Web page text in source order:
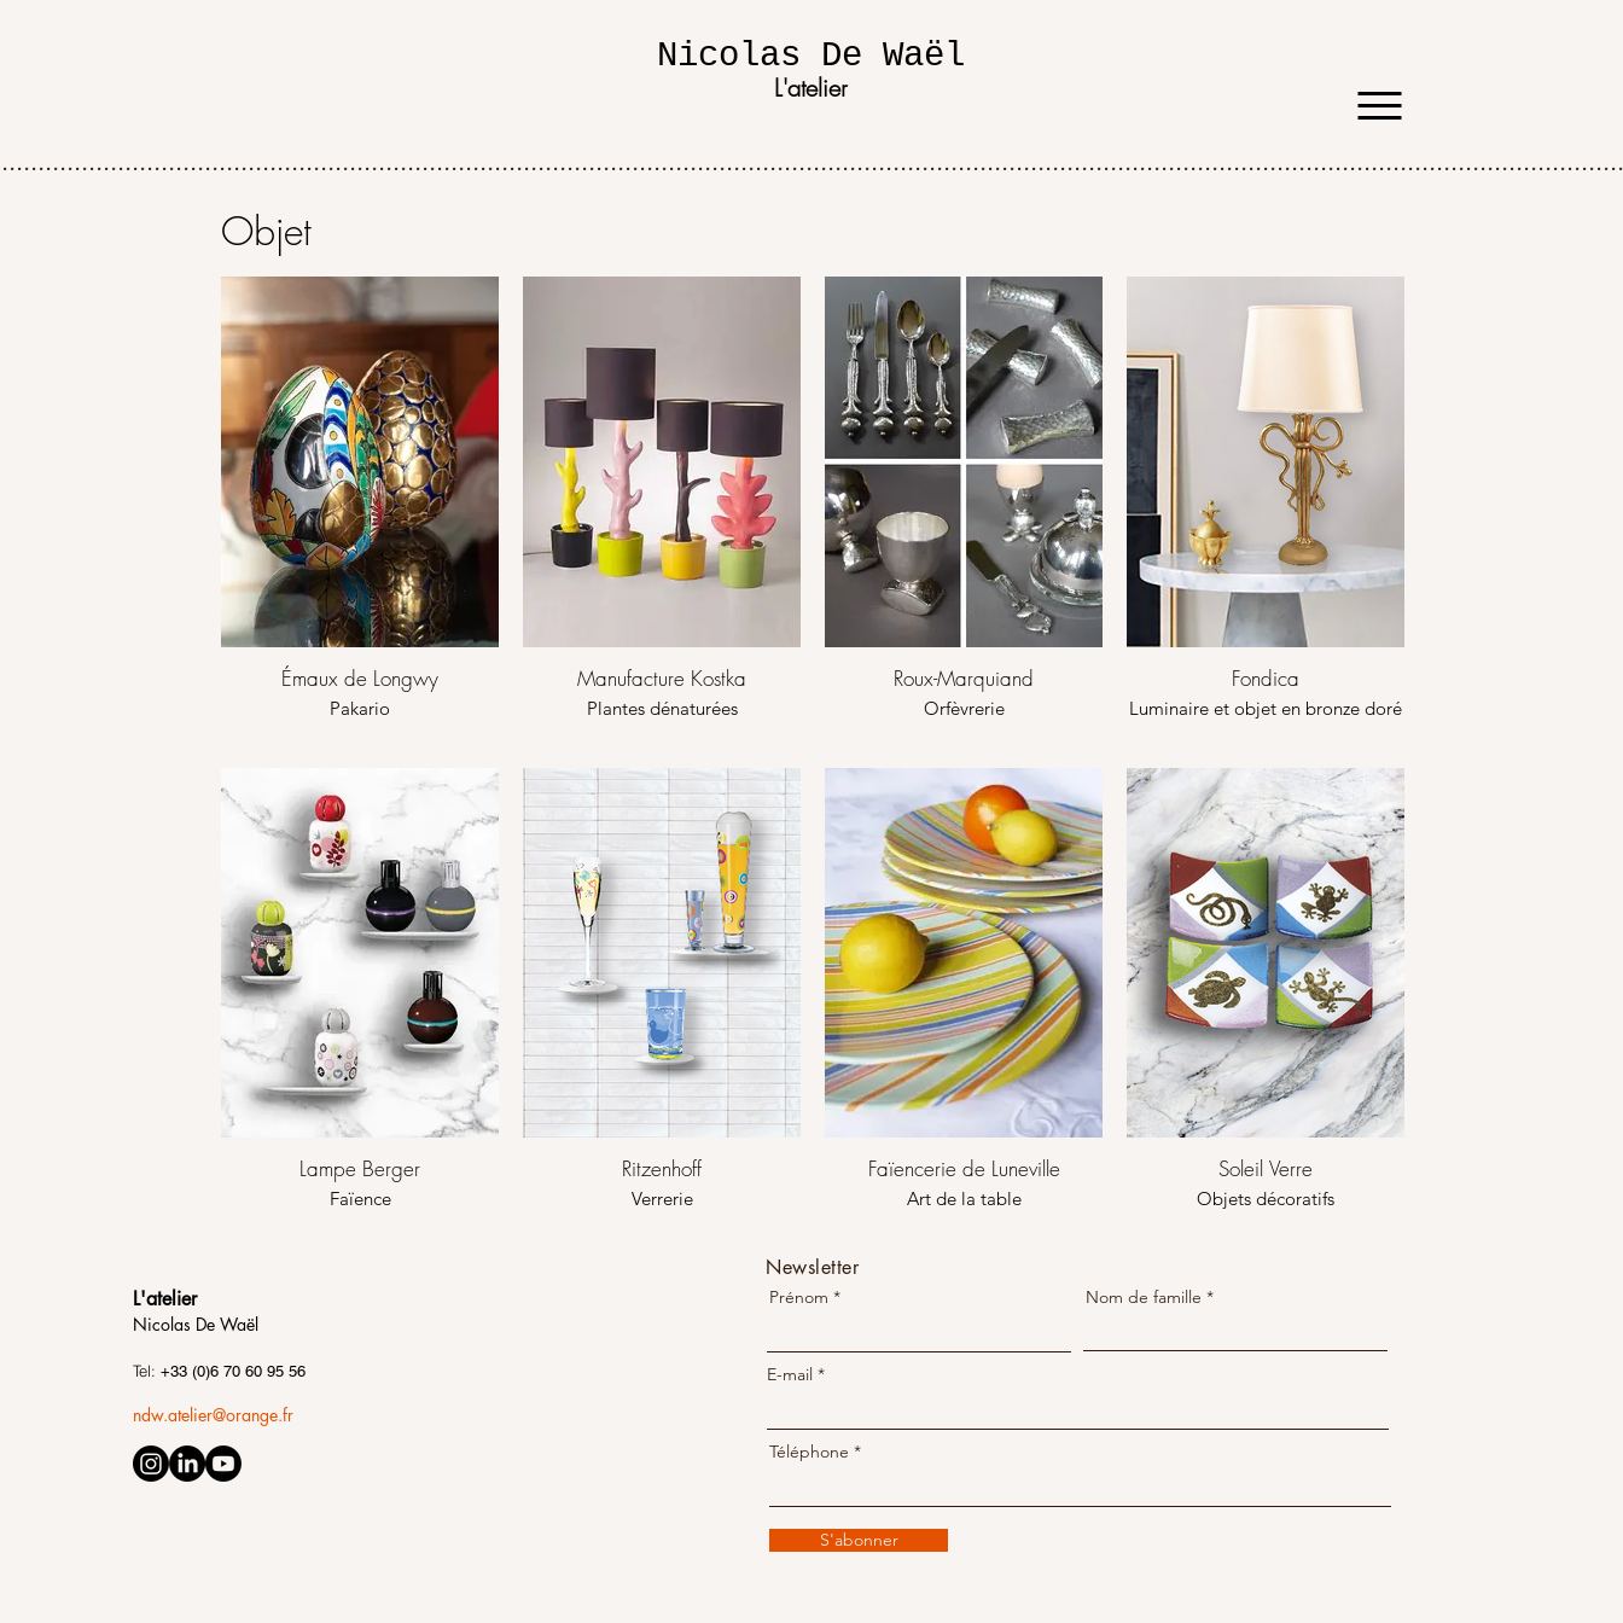
Nicolas De Waël
L'atelier
Objet
Émaux de Longwy
Pakario
Manufacture Kostka
Plantes dénaturées
Roux-Marquiand
Orfèvrerie
Fondica
Luminaire et objet en bronze doré
Lampe Berger
Faïence
Ritzenhoff
Verrerie
Faïencerie de Luneville
Art de la table
Soleil Verre
Objets décoratifs
L'atelier
Nicolas De Waël
Tel: +33 (0)6 70 60 95 56
ndw.atelier@orange.fr
Newsletter
Prénom Nom de famille
E-mail
Téléphone
S'abonner